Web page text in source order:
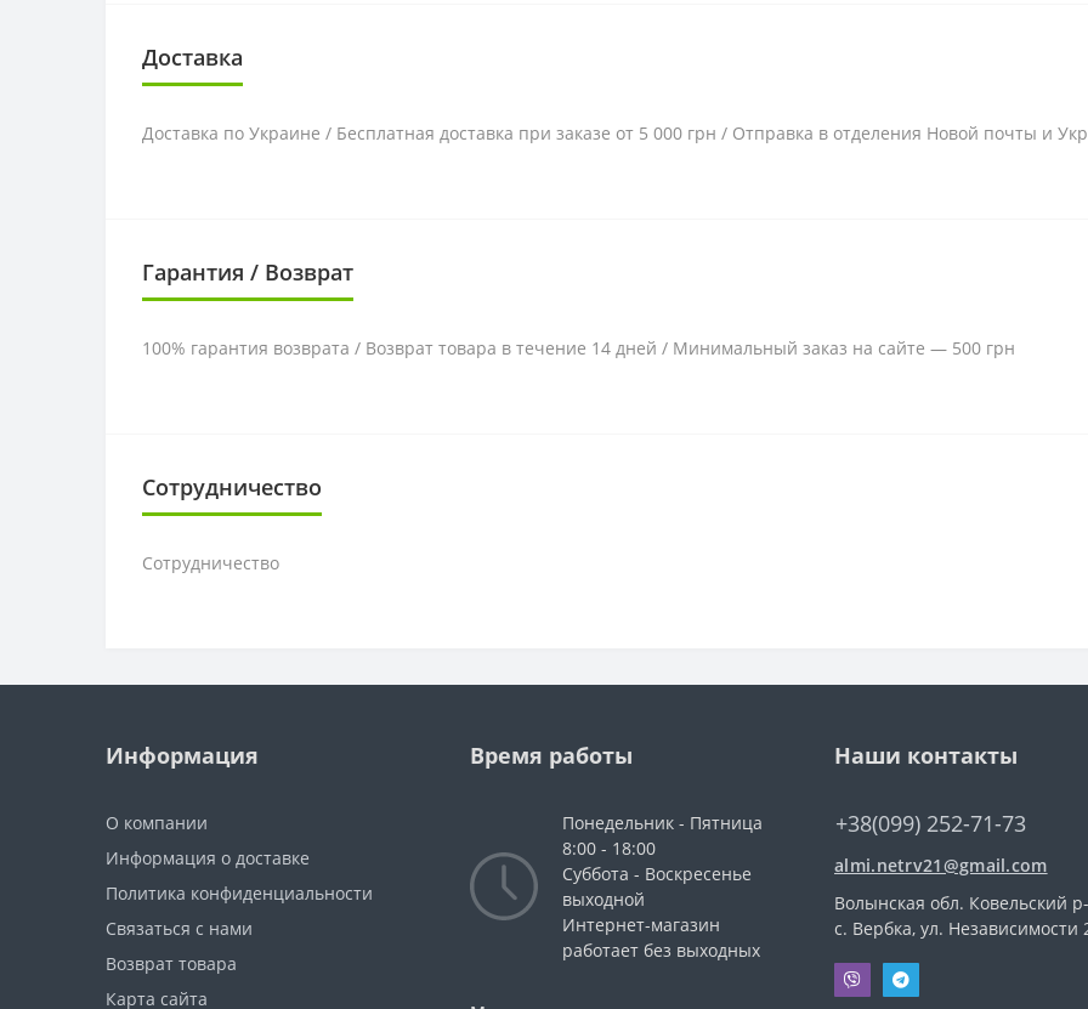
Доставка
Доставка по Украине / Бесплатная доставка при заказе от 5 000 грн / Отправка в отделения Новой почты и
Гарантия / Возврат
100% гарантия возврата / Возврат товара в течение 14 дней / Минимальный заказ на сайте — 500 грн
Сотрудничество
Сотрудничество
Информация
О компании
Информация о доставке
Политика конфиденциальности
Связаться с нами
Возврат товара
Карта сайта
Время работы
Понедельник - Пятница
8:00 - 18:00
Суббота - Воскресенье
выходной
Интернет-магазин
работает без выходных
Наши контакты
+38(099) 252-71-73
almi.netrv21@gmail.com
Волынская обл. Ковельский
с. Вербка, ул. Независимости